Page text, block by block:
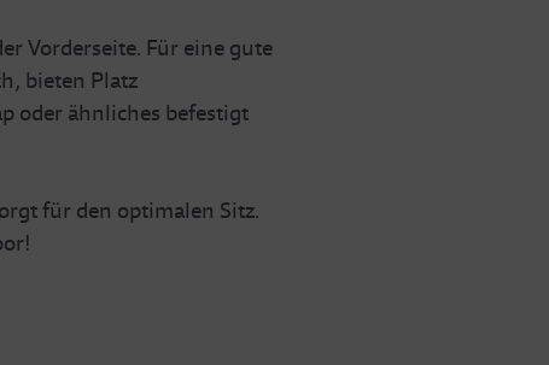
Vorderseite. Für eine gute
bieten Platz
oder ähnliches befestigt
für den optimalen Sitz.